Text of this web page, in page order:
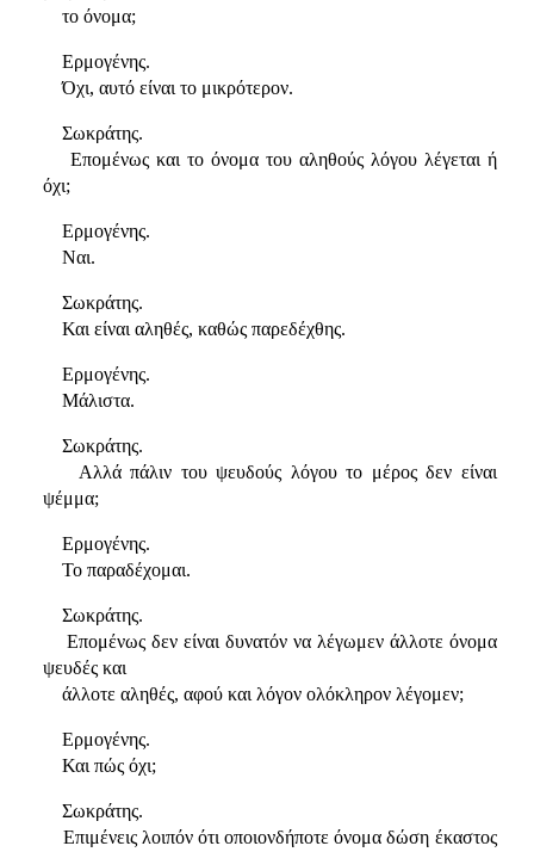
το όνομα;
Ερμογένης.
Όχι, αυτό είναι το μικρότερον.
Σωκράτης.
Επομένως και το όνομα του αληθούς λόγου λέγεται ή
όχι;
Ερμογένης.
Ναι.
Σωκράτης.
Και είναι αληθές, καθώς παρεδέχθης.
Ερμογένης.
Μάλιστα.
Σωκράτης.
Αλλά πάλιν του ψευδούς λόγου το μέρος δεν είναι
ψέμμα;
Ερμογένης.
Το παραδέχομαι.
Σωκράτης.
Επομένως δεν είναι δυνατόν να λέγωμεν άλλοτε όνομα
ψευδές και
άλλοτε αληθές, αφού και λόγον ολόκληρον λέγομεν;
Ερμογένης.
Και πώς όχι;
Σωκράτης.
Επιμένεις λοιπόν ότι οποιονδήποτε όνομα δώση έκαστος